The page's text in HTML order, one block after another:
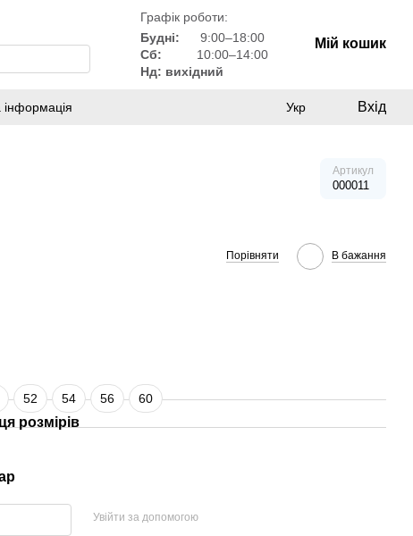
Графік роботи:
Будні:
9:00–18:00
Сб:
10:00–14:00
Нд: вихідний
Мій кошик
інформація Укр Вхід
Артикул
000011
Порівняти В бажання
52 54 56 60
розмірів
Увійти за допомогою